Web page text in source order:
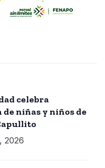
celebra
niñas y niños de
2026